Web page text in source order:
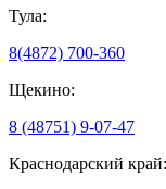
Тула:
8(4872) 700-360
Щекино:
8 (48751) 9-07-47
Краснодарский край: